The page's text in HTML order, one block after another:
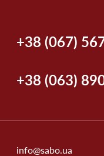
+38 (067)
+38 (063)
info@sabo.ua